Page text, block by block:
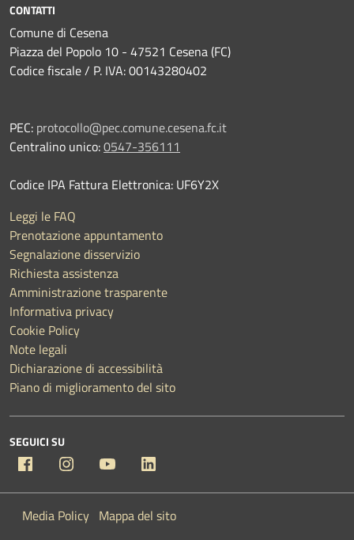
CONTATTI
Comune di Cesena
Piazza del Popolo 10 - 47521 Cesena (FC)
Codice fiscale / P. IVA: 00143280402
PEC: protocollo@pec.comune.cesena.fc.it
Centralino unico:0547-356111
Codice IPA Fattura Elettronica: UF6Y2X
Leggi le FAQ
Prenotazione appuntamento
Segnalazione disservizio
Richiesta assistenza
Amministrazione trasparente
Informativa privacy
Cookie Policy
Note legali
Dichiarazione di accessibilità
Piano di miglioramento del sito
SEGUICI SU
Facebook Instagram YouTube
Media Policy Mappa del sito